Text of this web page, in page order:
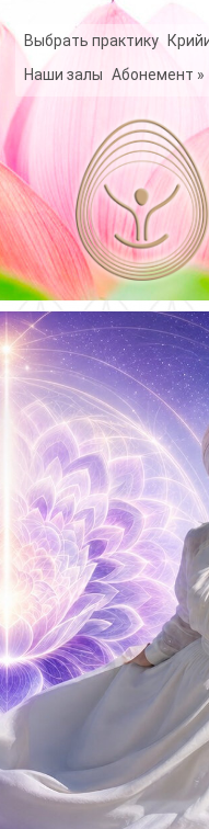
Выбрать практику
Наши залы Абонемент »